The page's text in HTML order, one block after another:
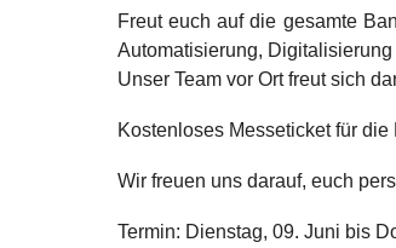
Freut euch auf die gesamte
Automatisierung,
Unser Team vor Ort freut sich
Kostenloses Messeticket für
Wir freuen uns darauf, euch
Termin: Dienstag, 09. Juni bis